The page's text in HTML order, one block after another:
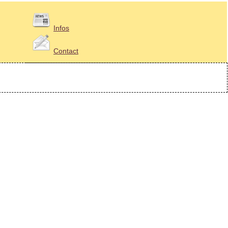
Infos
Contact